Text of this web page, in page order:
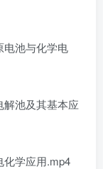
池与化学电
池及其基本应
学应用.mp4